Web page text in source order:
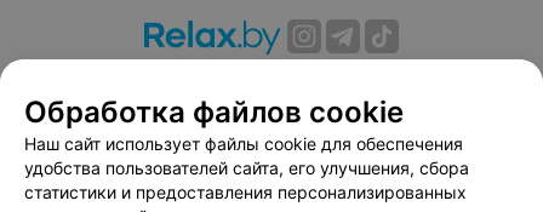
Вакансии
Публичный договор
Способы оплаты
Публичный договор по использованию сервиса
«Афиша»
Пользовательское соглашение
Обработка файлов cookie
Наш сайт использует файлы cookie для обеспечения
удобства пользователей сайта, его улучшения, сбора
статистики и предоставления персонализированных